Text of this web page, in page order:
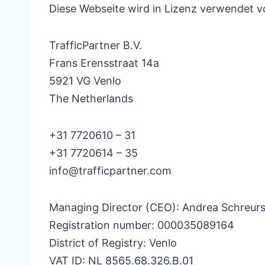
Diese Webseite wird in Lizenz verwendet
TrafficPartner B.V.
Frans Erensstraat 14a
5921 VG Venlo
The Netherlands
+31 7720610 – 31
+31 7720614 – 35
info@trafficpartner.com
Managing Director (CEO): Andrea Schreurs
Registration number: 000035089164
District of Registry: Venlo
VAT ID: NL 8565.68.326.B.01